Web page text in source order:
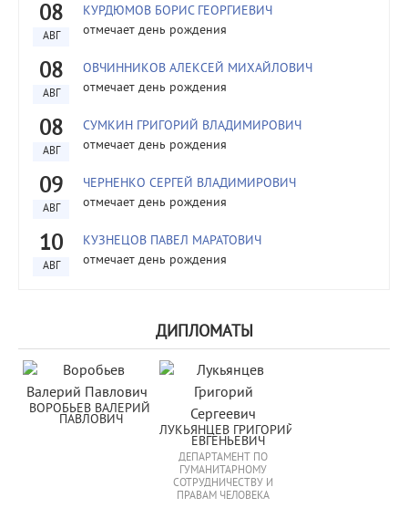
08
АВГ
КУРДЮМОВ БОРИС ГЕОРГИЕВИЧ
отмечает день рождения
08
АВГ
ОВЧИННИКОВ АЛЕКСЕЙ МИХАЙЛОВИЧ
отмечает день рождения
08
АВГ
СУМКИН ГРИГОРИЙ ВЛАДИМИРОВИЧ
отмечает день рождения
09
АВГ
ЧЕРНЕНКО СЕРГЕЙ ВЛАДИМИРОВИЧ
отмечает день рождения
10
АВГ
КУЗНЕЦОВ ПАВЕЛ МАРАТОВИЧ
отмечает день рождения
ДИПЛОМАТЫ
ВОРОБЬЕВ ВАЛЕРИЙ
ПАВЛОВИЧ
ЛУКЬЯНЦЕВ ГРИГОРИЙ
ЕВГЕНЬЕВИЧ
ДЕПАРТАМЕНТ ПО
ГУМАНИТАРНОМУ
СОТРУДНИЧЕСТВУ И
ПРАВАМ ЧЕЛОВЕКА